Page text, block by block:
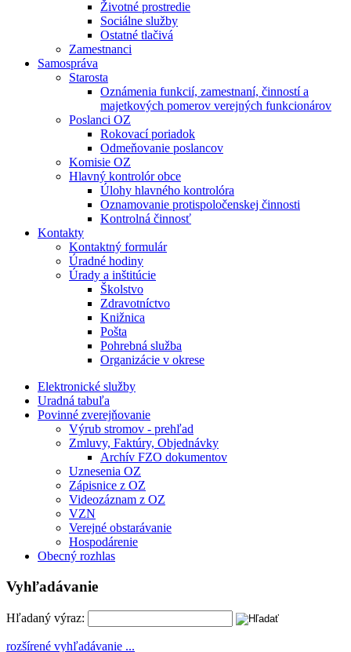
Životné prostredie
Sociálne služby
Ostatné tlačivá
Zamestnanci
Samospráva
Starosta
Oznámenia funkcií, zamestnaní, činností a
majetkových pomerov verejných funkcionárov
Poslanci OZ
Rokovací poriadok
Odmeňovanie poslancov
Komisie OZ
Hlavný kontrolór obce
Úlohy hlavného kontrolóra
Oznamovanie protispoločenskej činnosti
Kontrolná činnosť
Kontakty
Kontaktný formulár
Úradné hodiny
Úrady a inštitúcie
Školstvo
Zdravotníctvo
Knižnica
Pošta
Pohrebná služba
Organizácie v okrese
Elektronické služby
Uradná tabuľa
Povinné zverejňovanie
Výrub stromov - prehľad
Zmluvy, Faktúry, Objednávky
Archív FZO dokumentov
Uznesenia OZ
Zápisnice z OZ
Videozáznam z OZ
VZN
Verejné obstarávanie
Hospodárenie
Obecný rozhlas
Vyhľadávanie
Hľadaný výraz:
rozšírené vyhľadávanie ...